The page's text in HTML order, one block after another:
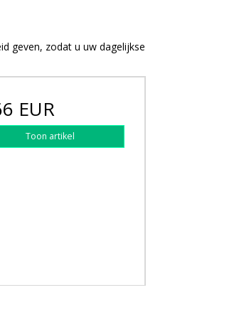
geven, zodat u uw dagelijkse
EUR
Toon artikel